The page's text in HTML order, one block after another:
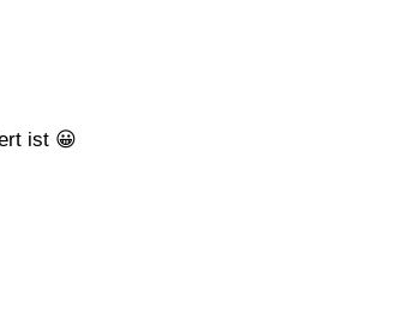
ist 😀